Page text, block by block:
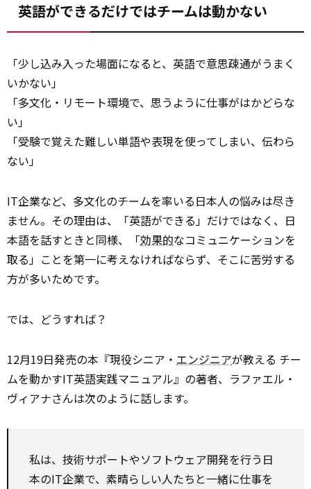
英語ができるだけではチームは動かない
「少し込み入った場面になると、英語で意思疎通がうまく
いかない」
「多文化・リモート環境で、思うように仕事がはかどらな
い」
「受験で覚えた難しい単語や表現を使ってしまい、伝わら
ない」
IT企業など、多文化のチームを率いる日本人の悩みは尽き
ません。その理由は、「英語ができる」だけではなく、日
本語を話すときと同様、「効果的なコミュニケーションを
取る」ことを第一に考えなければならず、そこに苦労する
方が多いためです。
では、どうすれば？
12月19日発売の本『現役シニア・ エンジニアが教える チー
ムを動かすIT英語実践マニュアル』の著者、ラファエル・
ヴィアナさんは次のように話します。
私は、技術サポートやソフトウェア開発を行う日
本のIT企業で、素晴らしい人たちと一緒に仕事を